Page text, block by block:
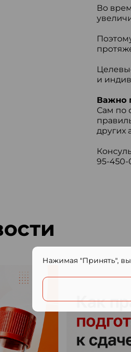
Во
и
Важно
Сам по
других
95-
Нажимая "Принять",